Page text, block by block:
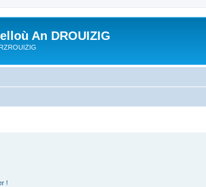
An DROUIZIG
!